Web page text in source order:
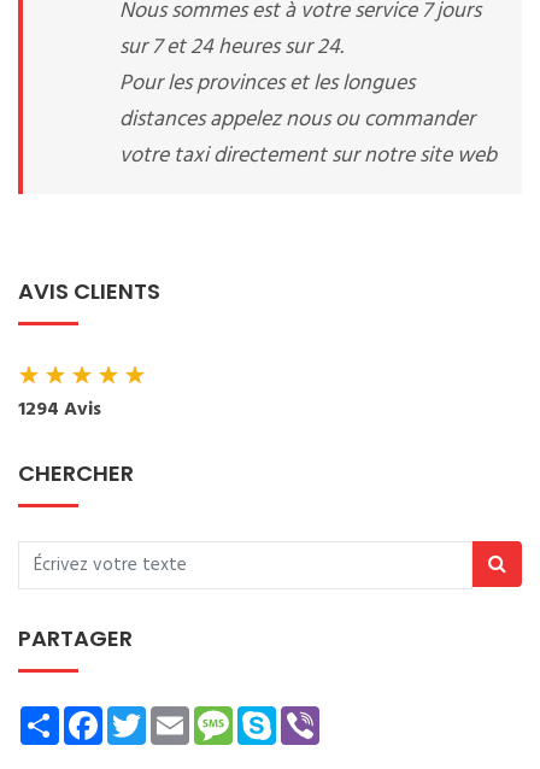
Nous sommes est à votre service 7 jours
sur 7 et 24 heures sur 24.
Pour les provinces et les longues
distances appelez nous ou commander
votre taxi directement sur notre site web
AVIS CLIENTS
★★★★★
1294 Avis
CHERCHER
PARTAGER
ShareFacebookTwitterEmailMessage
Skype